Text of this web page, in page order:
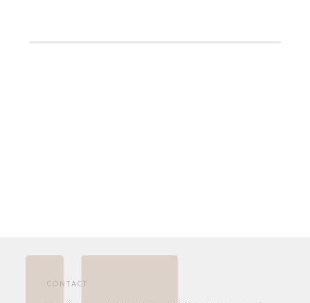
CONTACT